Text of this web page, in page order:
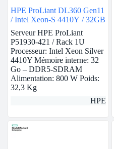
HPE ProLiant DL360 Gen11
/ Intel Xeon-S 4410Y / 32GB
Serveur HPE ProLiant
P51930-421 / Rack 1U
Processeur: Intel Xeon Silver
4410Y Mémoire interne: 32
Go – DDR5-SDRAM
Alimentation: 800 W Poids:
32,3 Kg
HPE